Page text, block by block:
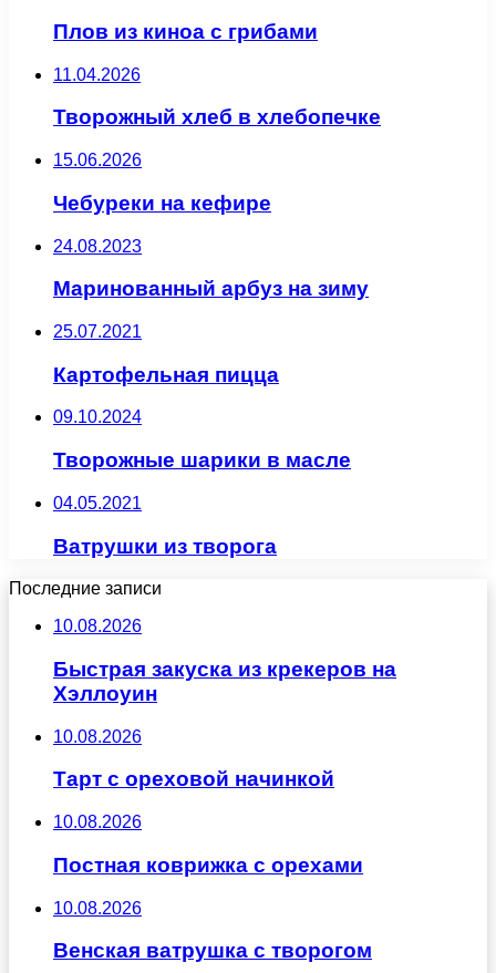
Плов из киноа с грибами
11.04.2026
Творожный хлеб в хлебопечке
15.06.2026
Чебуреки на кефире
24.08.2023
Маринованный арбуз на зиму
25.07.2021
Картофельная пицца
09.10.2024
Творожные шарики в масле
04.05.2021
Ватрушки из творога
Последние записи
10.08.2026
Быстрая закуска из крекеров на
Хэллоуин
10.08.2026
Тарт с ореховой начинкой
10.08.2026
Постная коврижка с орехами
10.08.2026
Венская ватрушка с творогом